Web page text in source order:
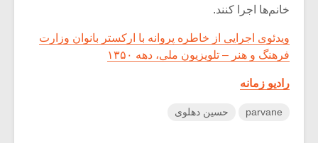
خانم‌ها اجرا کنند.
ویدئوی اجرایی از خاطره پروانه با ارکستر بانوان وزارت
فرهنگ و هنر – تلویزیون ملی، دهه ۱۳۵۰
رادیو زمانه
parvane حسین دهلوی